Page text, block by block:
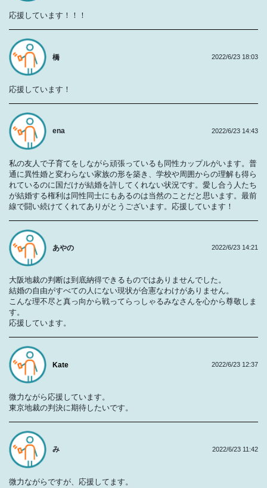
応援しています！！！
橋
応援しています！
2022/6/23 18:03
ena
私の友人で子育てをしながら頑張っているも同性カップルがいます。普
通に異性婚と変わらない家族の形を築き、学校や周囲からの理解も得ら
れているのに国だけが結婚を許してくれない状況です。愛し合う人たち
が結婚する権利は同性同士にもあるのは当然のことだと思います。最前
線で闘い続けてくれてありがとうございます。応援しています！
2022/6/23 14:43
あやの
大阪地裁の判断は到底納得できるものではありませんでした。
結婚の自由がすべての人にない現状が合憲なわけがありません。
こんな理不尽と真っ向から戦ってらっしゃるみなさんを心から尊敬しま
す。
応援しています。
2022/6/23 14:21
Kate
微力ながら応援しています。
東京地裁の判決に期待したいです。
2022/6/23 12:37
み
微力ながらですが、応援してます。
2022/6/23 11:42